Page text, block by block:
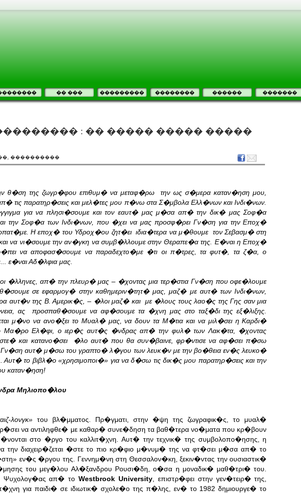
�� ��� ��������� �������� ������ �������
: �� ����� ����� �����
����������
θ�ση της ζωγρ�φου επιθυμ� να μεταφ�ρω την ως σ�μερα καταν�ηση μου,
τις παρατηρ�σεις και μελ�τες μου π�νω στα Σ�μβολα Ελλ�νων και Ινδι�νων.
για να πλησι�σουμε και τον εαυτ� μας μ�σα απ� την δικ� μας Σοφ�α
την Σοφ�α των Ινδι�νων, που �χει να μας προσφ�ρει Γν�ση για την Εποχ�
Η εποχ� του Υδροχ�ου ζητ�ει ιδια�τερα να μ�θουμε τον Σεβασμ� στη
να νι�σουμε την αν�γκη να συμβ�λλουμε στην Θεραπε�α της. Ε�ναι η Εποχ�
να αποφασ�σουμε να παραδεχτο�με �τι οι π�τρες, τα φυτ�, τα ζ�α, ο
ε�ναι Αδ�λφια μας.
�λληνες, απ� την πλευρ� μας – �χοντας μια τερ�στια Γν�ση που οφε�λουμε
σε εφαρμογ� στην καθημεριν�τητ� μας, μαζ� με αυτ� των Ινδι�νων,
αυτ�ν της Β. Αμερικ�ς, – �λοι μαζ� και με �λους τους λαο�ς της Γης σαν μια
ας προσπαθ�σουμε να αφ�σουμε τα �χνη μας στο ταξ�δι της εξ�λιξης.
μ�νο να ανο�ξει το Μυαλ� μας, να δουν τα Μ�τια και να μιλ�σει η Καρδι�
Μα�ρο Ελ�φι, ο ιερ�ς αυτ�ς �νδρας απ� την φυλ� των Λακ�τα, �χοντας
και κατανο�σει �λο αυτ� που θα συν�βαινε, φρ�ντισε να αφ�σει π�σω
Γν�ση αυτ� μ�σω του γραπτο� λ�γου των λευκ�ν με την βο�θεια εν�ς λευκο�
το βιβλ�ο «χρησιμοποι�» για να δ�σω τις δικ�ς μου παρατηρ�σεις και την
καταν�ηση!
Μηλιοπο�λου
λονγκ» του βλ�μματος. Πρ�γματι, στην �ψη της ζωγραφικ�ς, το μυαλ�
να αντιληφθε� με καθαρ� συνε�δηση τα βαθ�τερα νο�ματα που κρ�βουν
στο �ργο του καλλιτ�χνη. Αυτ� την τεχνικ� της συμβολοπο�ησης, η
την διαχειρ�ζεται �στε το πιο κρ�φιο μ�νυμ� της να φτ�σει μ�σα απ� το
εν�ς �ργου της. Γεννημ�νη στη Θεσσαλον�κη, ξεκιν�ντας την ουσιαστικ�
του μεγ�λου Αλ�ξανδρου Ρουσι�δη, ο�σα η μοναδικ� μαθ�τρι� του.
Ψυχολογ�ας απ� τοWestbrook University , επιστρ�φει στην γεν�τειρ� της,
για παιδι� σε ιδιωτικ� σχολε�ο της π�λης, εν� το 1982 δημιουργε� το